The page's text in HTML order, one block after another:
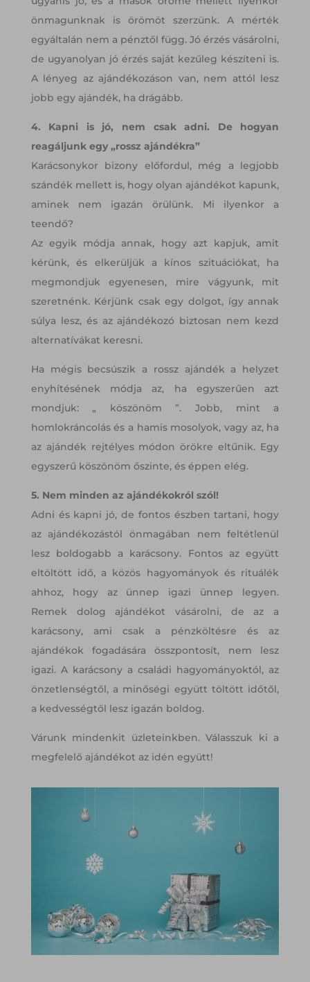
önmagunknak is örömöt szerzünk. A mérték
egyáltalán nem a pénztől függ. Jó érzés vásárolni,
de ugyanolyan jó érzés saját kezűleg készíteni is.
A lényeg az ajándékozáson van, nem attól lesz
jobb egy ajándék, ha drágább.
4. Kapni is jó, nem csak adni. De hogyan
reagáljunk egy „rossz ajándékra”
Karácsonykor bizony előfordul, még a legjobb
szándék mellett is, hogy olyan ajándékot kapunk,
aminek nem igazán örülünk. Mi ilyenkor a
teendő?
Az egyik módja annak, hogy azt kapjuk, amit
kérünk, és elkerüljük a kínos szituációkat, ha
megmondjuk egyenesen, mire vágyunk, mit
szeretnénk. Kérjünk csak egy dolgot, így annak
súlya lesz, és az ajándékozó biztosan nem kezd
alternatívákat keresni.
Ha mégis becsúszik a rossz ajándék a helyzet
enyhítésének módja az, ha egyszerűen azt
mondjuk: „ köszönöm ”. Jobb, mint a
homlokráncolás és a hamis mosolyok, vagy az, ha
az ajándék rejtélyes módon örökre eltűnik. Egy
egyszerű köszönöm őszinte, és éppen elég.
5. Nem minden az ajándékokról szól!
Adni és kapni jó, de fontos észben tartani, hogy
az ajándékozástól önmagában nem feltétlenül
lesz boldogabb a karácsony. Fontos az együtt
eltöltött idő, a közös hagyományok és rituálék
ahhoz, hogy az ünnep igazi ünnep legyen.
Remek dolog ajándékot vásárolni, de az a
karácsony, ami csak a pénzköltésre és az
ajándékok fogadására összpontosít, nem lesz
igazi. A karácsony a családi hagyományoktól, az
önzetlenségtől, a minőségi együtt töltött időtől,
a kedvességtől lesz igazán boldog.
Várunk mindenkit üzleteinkben. Válasszuk ki a
megfelelő ajándékot az idén együtt!